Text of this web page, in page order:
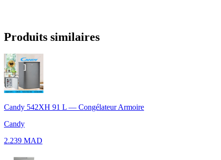
Produits similaires
Candy 542XH 91 L — Congélateur Armoire
Candy
2.239 MAD